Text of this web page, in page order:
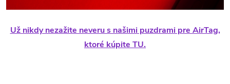
Už nikdy nezažite neveru s našimi puzdrami pre AirTag,
ktoré kúpite TU.